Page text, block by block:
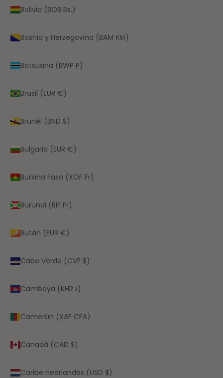
Bolivia (BOB Bs.)
Bosnia y Herzegovina (BAM КМ)
Botsuana (BWP P)
Brasil (EUR €)
Brunéi (BND $)
Bulgaria (EUR €)
Burkina Faso (XOF Fr)
Burundi (BIF Fr)
Bután (EUR €)
Cabo Verde (CVE $)
Camboya (KHR ៛)
Camerún (XAF CFA)
Canadá (CAD $)
Caribe neerlandés (USD $)